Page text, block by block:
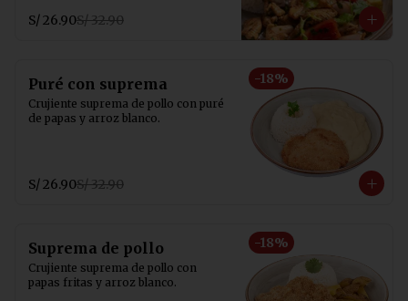
S/ 26.90S/ 32.90
-18%
Puré con suprema
Crujiente suprema de pollo con puré
de papas y arroz blanco.
S/ 26.90S/ 32.90
-18%
Suprema de pollo
Crujiente suprema de pollo con
papas fritas y arroz blanco.